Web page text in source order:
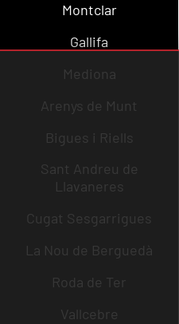
Montclar
Gallifa
Mediona
Arenys de Munt
Bigues i Riells
Sant Andreu de
Llavaneres
Cugat Sesgarrigues
La Nou de Berguedà
Roda de Ter
Vallcebre